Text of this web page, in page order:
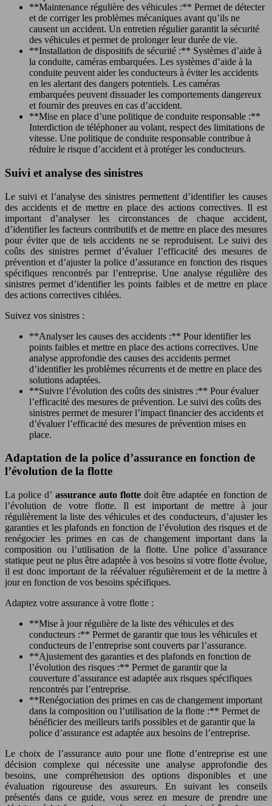
**Maintenance régulière des véhicules :** Permet de détecter
et de corriger les problèmes mécaniques avant qu’ils ne
causent un accident. Un entretien régulier garantit la sécurité
des véhicules et permet de prolonger leur durée de vie.
**Installation de dispositifs de sécurité :** Systèmes d’aide à
la conduite, caméras embarquées. Les systèmes d’aide à la
conduite peuvent aider les conducteurs à éviter les accidents
en les alertant des dangers potentiels. Les caméras
embarquées peuvent dissuader les comportements dangereux
et fournir des preuves en cas d’accident.
**Mise en place d’une politique de conduite responsable :**
Interdiction de téléphoner au volant, respect des limitations de
vitesse. Une politique de conduite responsable contribue à
réduire le risque d’accident et à protéger les conducteurs.
Suivi et analyse des sinistres
Le suivi et l’analyse des sinistres permettent d’identifier les causes
des accidents et de mettre en place des actions correctives. Il est
important d’analyser les circonstances de chaque accident,
d’identifier les facteurs contributifs et de mettre en place des mesures
pour éviter que de tels accidents ne se reproduisent. Le suivi des
coûts des sinistres permet d’évaluer l’efficacité des mesures de
prévention et d’ajuster la police d’assurance en fonction des risques
spécifiques rencontrés par l’entreprise. Une analyse régulière des
sinistres permet d’identifier les points faibles et de mettre en place
des actions correctives ciblées.
Suivez vos sinistres :
**Analyser les causes des accidents :** Pour identifier les
points faibles et mettre en place des actions correctives. Une
analyse approfondie des causes des accidents permet
d’identifier les problèmes récurrents et de mettre en place des
solutions adaptées.
**Suivre l’évolution des coûts des sinistres :** Pour évaluer
l’efficacité des mesures de prévention. Le suivi des coûts des
sinistres permet de mesurer l’impact financier des accidents et
d’évaluer l’efficacité des mesures de prévention mises en
place.
Adaptation de la police d’assurance en fonction de
l’évolution de la flotte
La police d’ assurance auto flottedoit être adaptée en fonction de
l’évolution de votre flotte. Il est important de mettre à jour
régulièrement la liste des véhicules et des conducteurs, d’ajuster les
garanties et les plafonds en fonction de l’évolution des risques et de
renégocier les primes en cas de changement important dans la
composition ou l’utilisation de la flotte. Une police d’assurance
statique peut ne plus être adaptée à vos besoins si votre flotte évolue,
il est donc important de la réévaluer régulièrement et de la mettre à
jour en fonction de vos besoins spécifiques.
Adaptez votre assurance à votre flotte :
**Mise à jour régulière de la liste des véhicules et des
conducteurs :** Permet de garantir que tous les véhicules et
conducteurs de l’entreprise sont couverts par l’assurance.
**Ajustement des garanties et des plafonds en fonction de
l’évolution des risques :** Permet de garantir que la
couverture d’assurance est adaptée aux risques spécifiques
rencontrés par l’entreprise.
**Renégociation des primes en cas de changement important
dans la composition ou l’utilisation de la flotte :** Permet de
bénéficier des meilleurs tarifs possibles et de garantir que la
police d’assurance est adaptée aux besoins de l’entreprise.
Le choix de l’assurance auto pour une flotte d’entreprise est une
décision complexe qui nécessite une analyse approfondie des
besoins, une compréhension des options disponibles et une
évaluation rigoureuse des assureurs. En suivant les conseils
présentés dans ce guide, vous serez en mesure de prendre une